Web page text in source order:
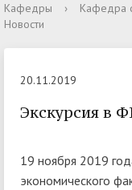
Кафедры
› Кафедра
Новости
20.11.2019
Экскурсия в
19 ноября 2019
экономического